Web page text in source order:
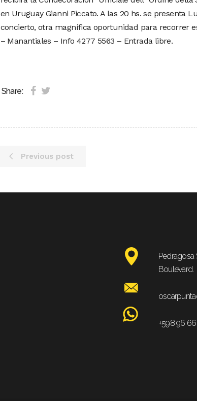
en Uruguay Gianni Piccato. A las 20 hs. se presenta
concierto, otra magnífica oportunidad para recorrer
– Manantiales – Info 4277 5563 – Entrada libre.
Share:
Previous post
Pedragosa
Boulevard.
+598 96